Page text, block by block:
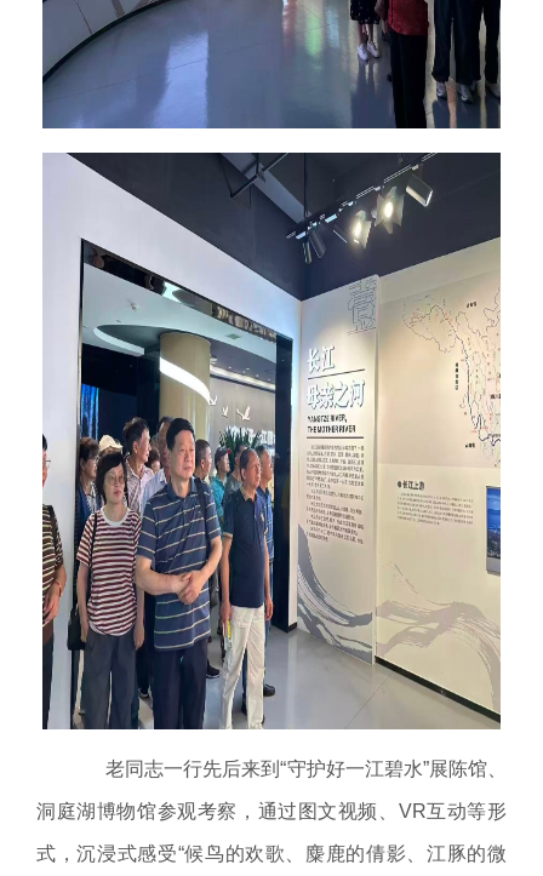
老同志一行先后来到“守护好一江碧水”展陈馆、
洞庭湖博物馆参观考察，通过图文视频、VR互动等形
式，沉浸式感受“候鸟的欢歌、麋鹿的倩影、江豚的微